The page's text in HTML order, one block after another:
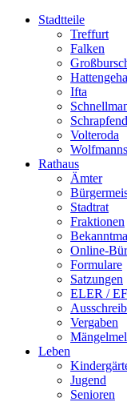
Stadtteile
Treffurt
Falken
Ifta
Volteroda
Rathaus
Ämter
Stadtrat
Fraktionen
Online-
Formulare
Satzungen
ELER /
Vergaben
Leben
Jugend
Senioren